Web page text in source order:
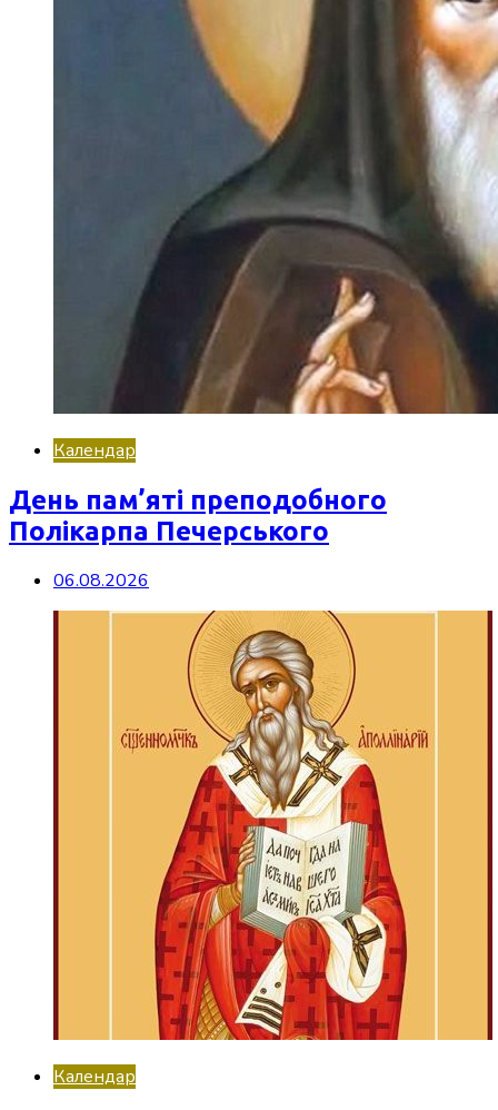
Календар
День пам’яті преподобного
Полікарпа Печерського
06.08.2026
Календар